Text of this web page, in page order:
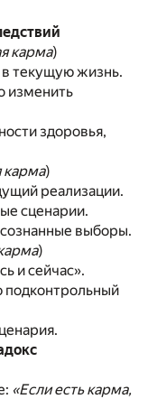
карма)
текущую жизнь.
изменить
здоровья,
карма)
реализации.
сценарии.
выборы.
)
и сейчас».
подконтрольный
«Если есть карма,